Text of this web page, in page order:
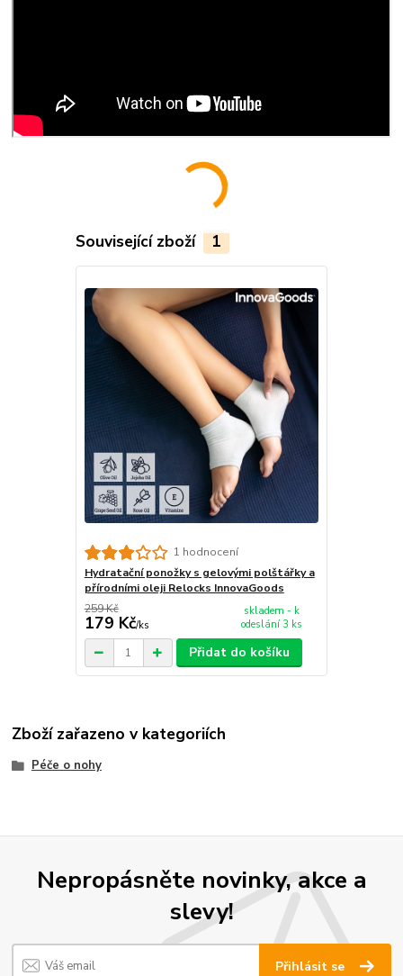
Související zboží 1
1 hodnocení
Hydratační ponožky s gelovými polštářky a
přírodními oleji Relocks InnovaGoods
259 Kč
179 Kč/ks
skladem - k
odeslání 3 ks
Přidat do košíku
Zboží zařazeno v kategoriích
Péče o nohy
Nepropásněte novinky, akce a
slevy!
Přihlásit se